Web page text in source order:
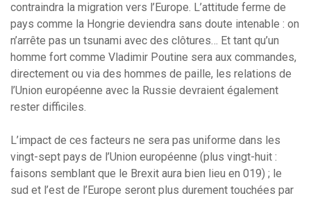
contraindra la migration vers l’Europe. L’attitude ferme de
pays comme la Hongrie deviendra sans doute intenable : on
n’arrête pas un tsunami avec des clôtures… Et tant qu’un
homme fort comme Vladimir Poutine sera aux commandes,
directement ou via des hommes de paille, les relations de
l’Union européenne avec la Russie devraient également
rester difficiles.
L’impact de ces facteurs ne sera pas uniforme dans les
vingt-sept pays de l’Union européenne (plus vingt-huit :
faisons semblant que le Brexit aura bien lieu en 019) ; le
sud et l’est de l’Europe seront plus durement touchées par